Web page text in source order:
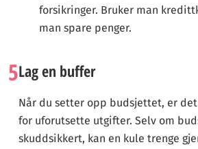
forsikringer. Bruker man
man spare penger.
5Lag en buffer
Når du setter opp budsjettet, er
for uforutsette utgifter. Selv om
skuddsikkert, kan en kule trenge